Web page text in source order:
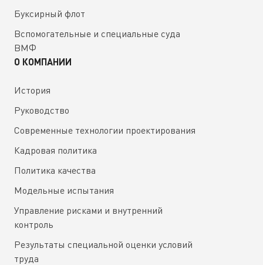
Буксирный флот
Вспомогательные и специальные суда
ВМФ
О КОМПАНИИ
История
Руководство
Современные технологии проектирования
Кадровая политика
Политика качества
Модельные испытания
Управление рисками и внутренний
контроль
Результаты специальной оценки условий
труда